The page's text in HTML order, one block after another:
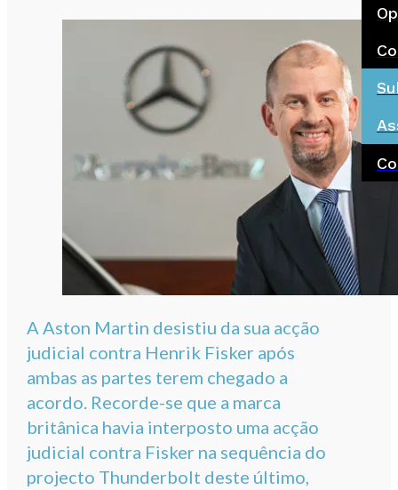
A Aston Martin desistiu da sua acção
judicial contra Henrik Fisker após
ambas as partes terem chegado a
acordo. Recorde-se que a marca
britânica havia interposto uma acção
judicial contra Fisker na sequência do
projecto Thunderbolt deste último,